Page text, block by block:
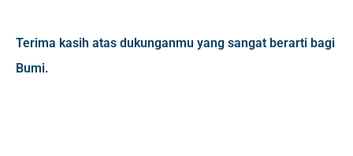
Terima kasih atas dukunganmu yang sangat berarti bagi
Bumi.